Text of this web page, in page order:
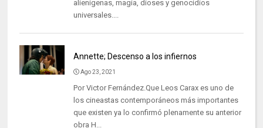
alienígenas, magia, dioses y genocidios
universales....
Annette; Descenso a los infiernos
Ago 23, 2021
Por Victor Fernández.Que Leos Carax es uno de
los cineastas contemporáneos más importantes
que existen ya lo confirmó plenamente su anterior
obra H...